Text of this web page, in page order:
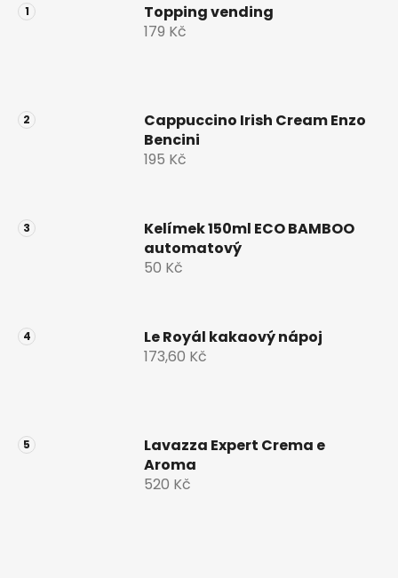
Topping vending
179 Kč
Cappuccino Irish Cream Enzo
Bencini
195 Kč
Kelímek 150ml ECO BAMBOO
automatový
50 Kč
Le Royál kakaový nápoj
173,60 Kč
Lavazza Expert Crema e
Aroma
520 Kč